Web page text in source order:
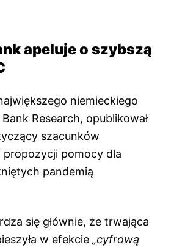
apeluje o szybszą
niemieckiego
Research, opublikował
szacunków
pomocy dla
pandemią
się głównie, że ​​trwająca
w efekcie „cyfrową